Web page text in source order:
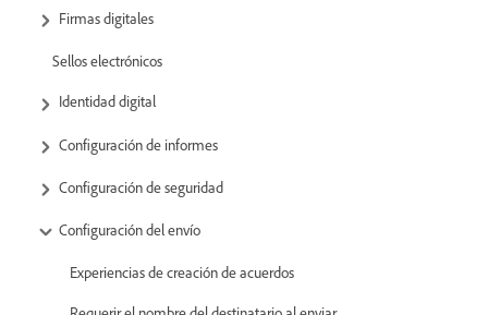
Firmas digitales
Sellos electrónicos
Identidad digital
Configuración de informes
Configuración de seguridad
Configuración del envío
Experiencias de creación de acuerdos